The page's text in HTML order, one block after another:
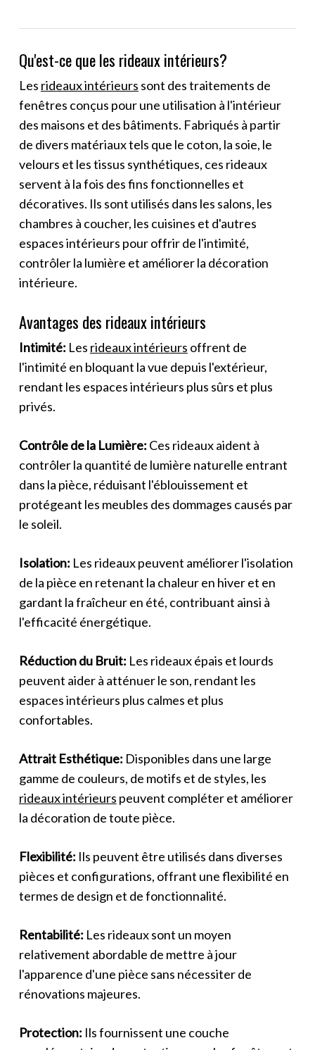
Qu'est-ce que les rideaux intérieurs?
Les rideaux intérieurs sont des traitements de
fenêtres conçus pour une utilisation à l'intérieur
des maisons et des bâtiments. Fabriqués à partir
de divers matériaux tels que le coton, la soie, le
velours et les tissus synthétiques, ces rideaux
servent à la fois des fins fonctionnelles et
décoratives. Ils sont utilisés dans les salons, les
chambres à coucher, les cuisines et d'autres
espaces intérieurs pour offrir de l'intimité,
contrôler la lumière et améliorer la décoration
intérieure.
Avantages des rideaux intérieurs
Intimité: Les rideaux intérieurs offrent de
l'intimité en bloquant la vue depuis l'extérieur,
rendant les espaces intérieurs plus sûrs et plus
privés.
Contrôle de la Lumière: Ces rideaux aident à
contrôler la quantité de lumière naturelle entrant
dans la pièce, réduisant l'éblouissement et
protégeant les meubles des dommages causés par
le soleil.
Isolation: Les rideaux peuvent améliorer l'isolation
de la pièce en retenant la chaleur en hiver et en
gardant la fraîcheur en été, contribuant ainsi à
l'efficacité énergétique.
Réduction du Bruit: Les rideaux épais et lourds
peuvent aider à atténuer le son, rendant les
espaces intérieurs plus calmes et plus
confortables.
Attrait Esthétique: Disponibles dans une large
gamme de couleurs, de motifs et de styles, les
rideaux intérieurs peuvent compléter et améliorer
la décoration de toute pièce.
Flexibilité: Ils peuvent être utilisés dans diverses
pièces et configurations, offrant une flexibilité en
termes de design et de fonctionnalité.
Rentabilité: Les rideaux sont un moyen
relativement abordable de mettre à jour
l'apparence d'une pièce sans nécessiter de
rénovations majeures.
Protection: Ils fournissent une couche